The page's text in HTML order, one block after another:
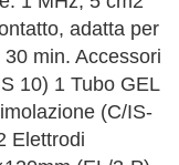
adatta per
min. Accessori
10) 1 Tubo GEL
(C/IS-
Elettrodi